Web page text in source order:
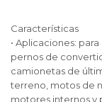
Características
• Aplicaciones:
pernos de
camionetas de
terreno, motos de
motores internos y